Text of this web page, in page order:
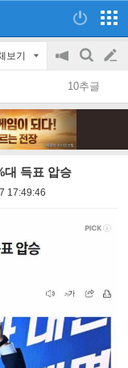
보기
공
지
on/off
검
색
글
쓰
10추글
대 득표 압승
17:49:46